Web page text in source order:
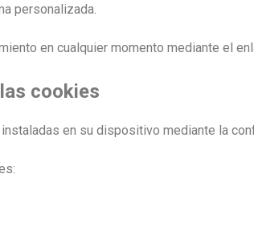
personalizada.
en cualquier momento mediante el
cookies
en su dispositivo mediante la